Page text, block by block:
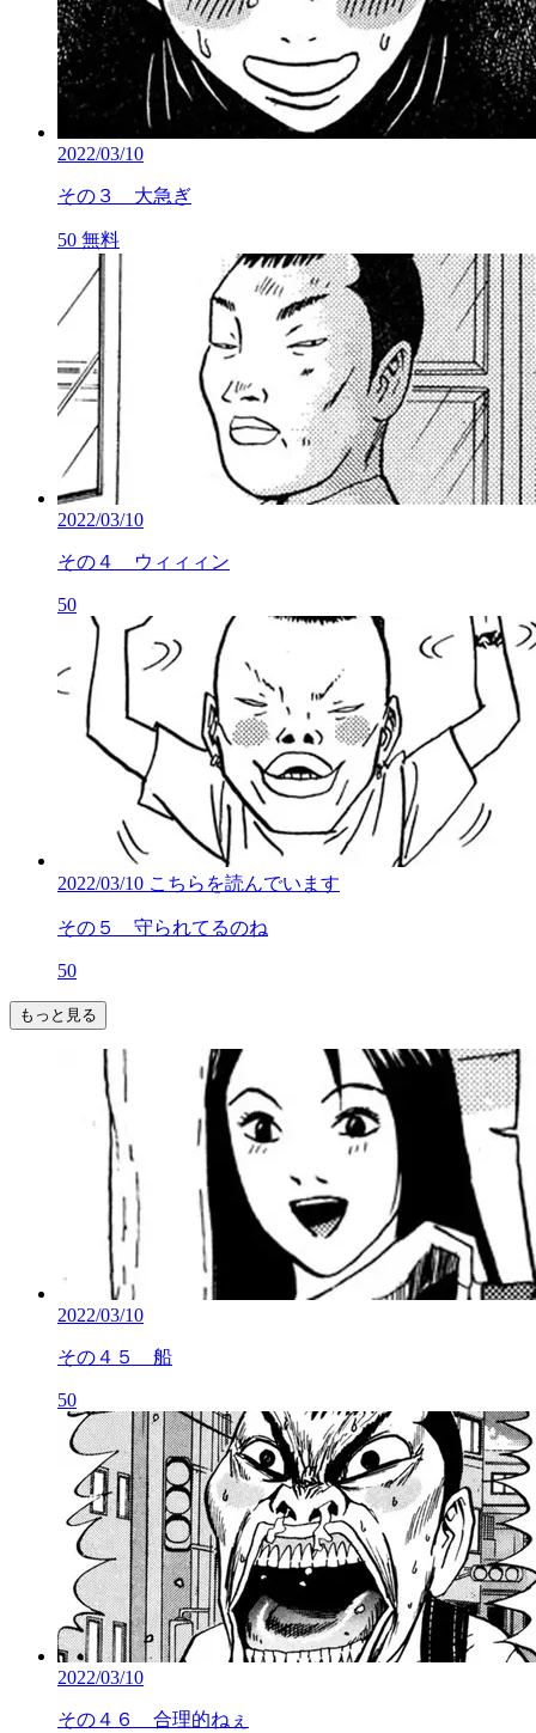
2022/03/10
その３ 大急ぎ
50 無料
2022/03/10
その４ ウィィィン
50
2022/03/10 こちらを読んでいます
その５ 守られてるのね
50
もっと見る
2022/03/10
その４５ 船
50
2022/03/10
その４６ 合理的ねぇ